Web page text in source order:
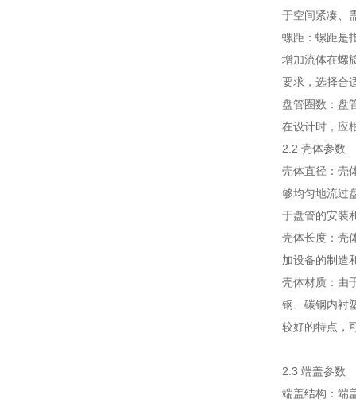
于空间紧凑、
螺距：螺距是
增加流体在螺
要求，选择合
盘管圈数：盘
在设计时，应
2.2 壳体参数
壳体直径：壳
够均匀地流过
于盘管的安装
壳体长度：壳
加设备的制造
壳体材质：由
钢、碳钢内衬
较好的特点，
2.3 端盖参数
端盖结构：端